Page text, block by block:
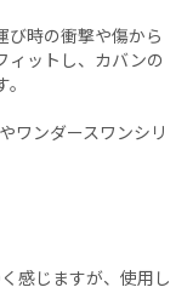
び時の衝撃や傷から
ィットし、カバンの
ワンダースワンシリ
感じますが、使用し